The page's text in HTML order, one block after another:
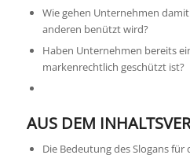
Wie gehen Unternehmen
anderen benützt wird?
Haben Unternehmen bereits
markenrechtlich geschützt ist?
AUS DEM
Die Bedeutung des Slogans